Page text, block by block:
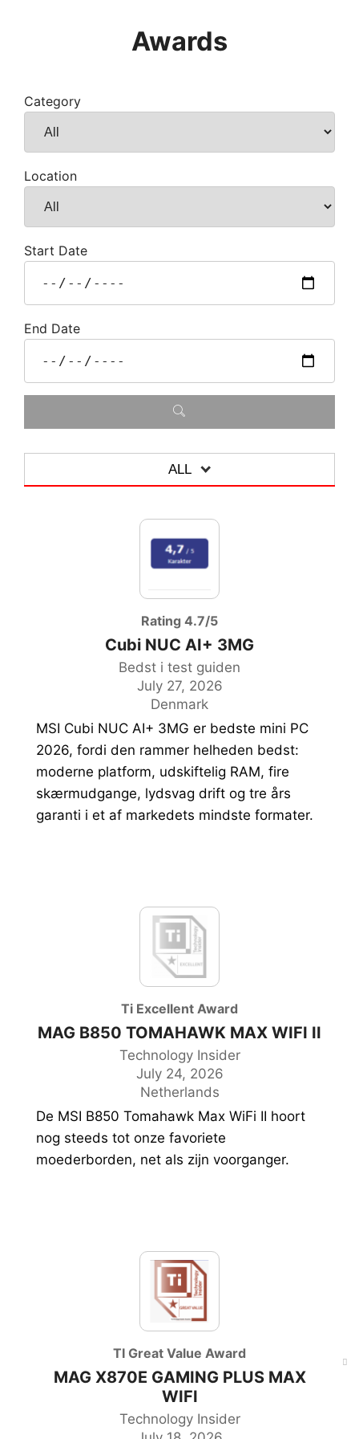
Awards
Category
Location
Start Date
End Date
ALL
MOTHERBOARD
ALL-IN-ONE-PC
ACCESSORIES
MONITOR
GAMING GEAR
PC CASE
Rating 4.7/5
Cubi NUC AI+ 3MG
Bedst i test guiden
July 27, 2026
Denmark
MSI Cubi NUC AI+ 3MG er bedste mini PC
2026, fordi den rammer helheden bedst:
moderne platform, udskiftelig RAM, fire
skærmudgange, lydsvag drift og tre års
garanti i et af markedets mindste formater.
Ti Excellent Award
MAG B850 TOMAHAWK MAX WIFI II
Technology Insider
July 24, 2026
Netherlands
De MSI B850 Tomahawk Max WiFi II hoort
nog steeds tot onze favoriete
moederborden, net als zijn voorganger.
TI Great Value Award
MAG X870E GAMING PLUS MAX
WIFI
Technology Insider